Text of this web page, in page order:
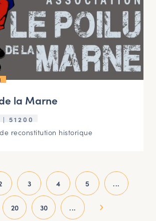
la Marne
| 51200
reconstitution historique
3 4 5 ...
20 30 ... »